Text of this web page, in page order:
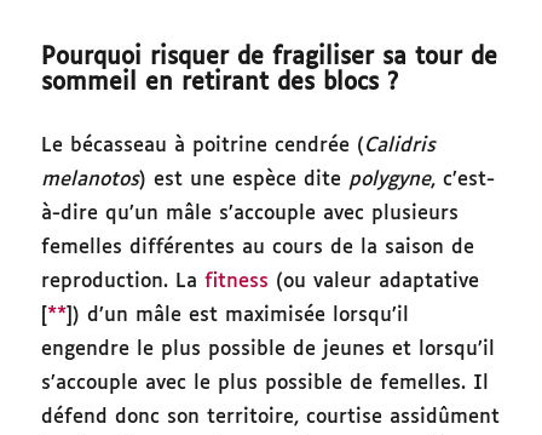
Pourquoi risquer de fragiliser sa tour de
sommeil en retirant des blocs ?
Le bécasseau à poitrine cendrée (Calidris
melanotos) est une espèce dite polygyne, c’est-
à-dire qu’un mâle s’accouple avec plusieurs
femelles différentes au cours de la saison de
reproduction. Lafitness (ou valeur adaptative
** ]) d’un mâle est maximisée lorsqu’il
engendre le plus possible de jeunes et lorsqu’il
s’accouple avec le plus possible de femelles. Il
défend donc son territoire, courtise assidûment